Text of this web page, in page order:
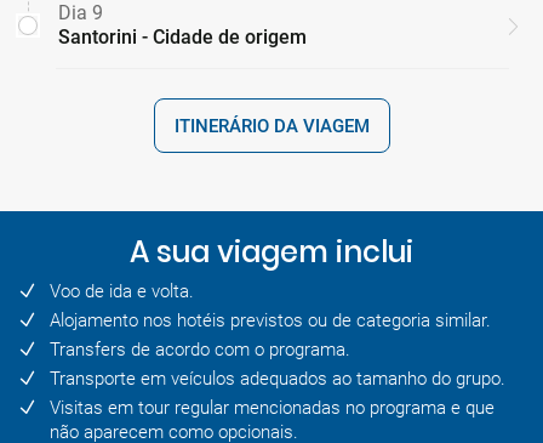
Dia 9
Santorini - Cidade de origem
ITINERÁRIO DA VIAGEM
A sua viagem inclui
Voo de ida e volta.
Alojamento nos hotéis previstos ou de categoria similar.
Transfers de acordo com o programa.
Transporte em veículos adequados ao tamanho do grupo.
Visitas em tour regular mencionadas no programa e que
não aparecem como opcionais.